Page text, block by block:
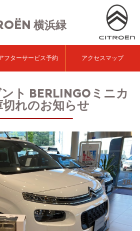
横浜緑
フターサービス予約 アクセスマップ
ト BERLINGOミニカ
切れのお知らせ